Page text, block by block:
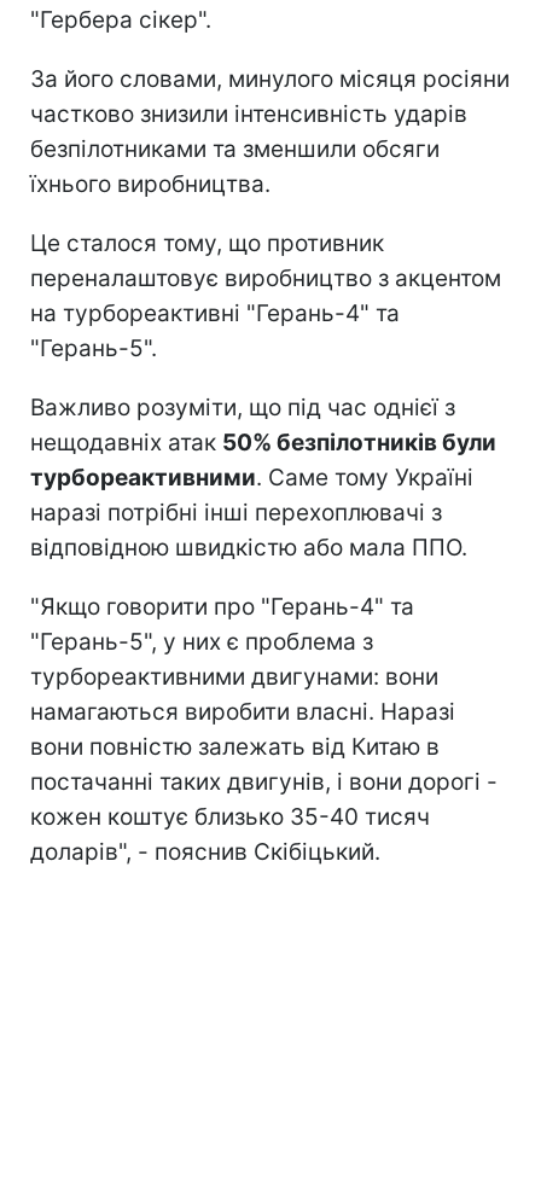
"Гербера сікер".
За його словами, минулого місяця росіяни
частково знизили інтенсивність ударів
безпілотниками та зменшили обсяги
їхнього виробництва.
Це сталося тому, що противник
переналаштовує виробництво з акцентом
на турбореактивні "Герань-4" та
"Герань-5".
Важливо розуміти, що під час однієї з
нещодавніх атак 50% безпілотників були
турбореактивними. Саме тому Україні
наразі потрібні інші перехоплювачі з
відповідною швидкістю або мала ППО.
"Якщо говорити про "Герань-4" та
"Герань-5", у них є проблема з
турбореактивними двигунами: вони
намагаються виробити власні. Наразі
вони повністю залежать від Китаю в
постачанні таких двигунів, і вони дорогі -
кожен коштує близько 35-40 тисяч
доларів", - пояснив Скібіцький.